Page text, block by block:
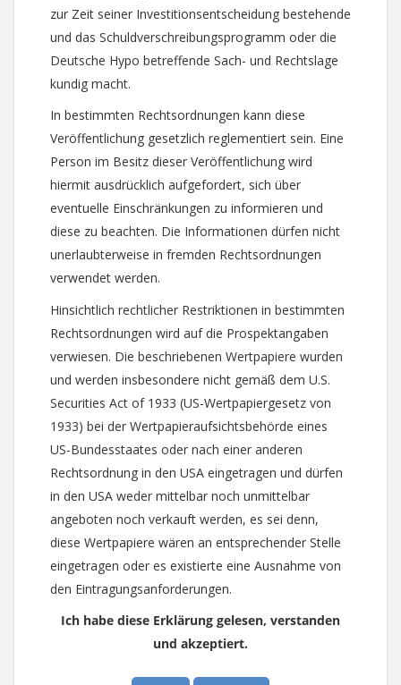
zur Zeit seiner Investitionsentscheidung bestehende
und das Schuldverschreibungsprogramm oder die
Deutsche Hypo betreffende Sach- und Rechtslage
kundig macht.
In bestimmten Rechtsordnungen kann diese
Veröffentlichung gesetzlich reglementiert sein. Eine
Person im Besitz dieser Veröffentlichung wird
hiermit ausdrücklich aufgefordert, sich über
eventuelle Einschränkungen zu informieren und
diese zu beachten. Die Informationen dürfen nicht
unerlaubterweise in fremden Rechtsordnungen
verwendet werden.
Hinsichtlich rechtlicher Restriktionen in bestimmten
Rechtsordnungen wird auf die Prospektangaben
verwiesen. Die beschriebenen Wertpapiere wurden
und werden insbesondere nicht gemäß dem U.S.
Securities Act of 1933 (US-Wertpapiergesetz von
1933) bei der Wertpapieraufsichtsbehörde eines
US-Bundesstaates oder nach einer anderen
Rechtsordnung in den USA eingetragen und dürfen
in den USA weder mittelbar noch unmittelbar
angeboten noch verkauft werden, es sei denn,
diese Wertpapiere wären an entsprechender Stelle
eingetragen oder es existierte eine Ausnahme von
den Eintragungsanforderungen.
Ich habe diese Erklärung gelesen, verstanden
und akzeptiert.